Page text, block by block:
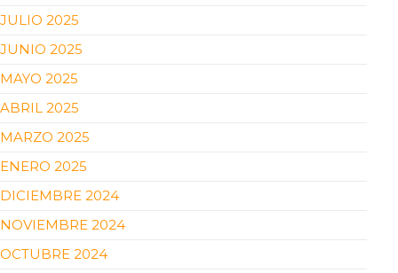
JULIO 2025
JUNIO 2025
MAYO 2025
ABRIL 2025
MARZO 2025
ENERO 2025
DICIEMBRE 2024
NOVIEMBRE 2024
OCTUBRE 2024